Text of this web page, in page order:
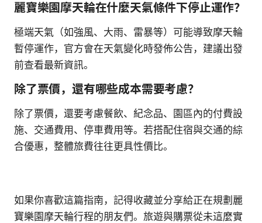
麗寶樂園摩天輪在什麼天氣條件下停止運作？
極端天氣（如強風、大雨、雷暴等）可能導致摩天輪
暫停運作，官方會在天氣變化時發佈公告，建議出發
前查看最新資訊。
除了票價，還有哪些成本需要考慮？
除了票價，還要考慮餐飲、紀念品、園區內的付費設
施、交通費用、停車費用等。若搭配住宿與交通的綜
合優惠，整體旅費往往更具性價比。
如果你喜歡這篇指南，記得收藏並分享給正在規劃麗
寶樂園摩天輪行程的朋友們。旅遊與購票從未這麼實